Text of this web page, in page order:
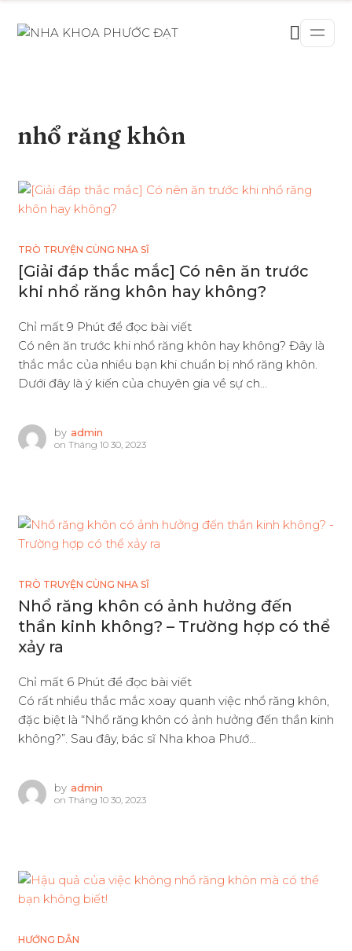
nhổ răng khôn
TRÒ TRUYỆN CÙNG NHA SĨ
[Giải đáp thắc mắc] Có nên ăn trước
khi nhổ răng khôn hay không?
Chỉ mất 9 Phút để đọc bài viết
Có nên ăn trước khi nhổ răng khôn hay không? Đây là
thắc mắc của nhiều bạn khi chuẩn bị nhổ răng khôn.
Dưới đây là ý kiến của chuyên gia về sự ch...
by admin
on Tháng 10 30, 2023
TRÒ TRUYỆN CÙNG NHA SĨ
Nhổ răng khôn có ảnh hưởng đến
thần kinh không? – Trường hợp có thể
xảy ra
Chỉ mất 6 Phút để đọc bài viết
Có rất nhiều thắc mắc xoay quanh việc nhổ răng khôn,
đặc biệt là “Nhổ răng khôn có ảnh hưởng đến thần kinh
không?”. Sau đây, bác sĩ Nha khoa Phướ...
by admin
on Tháng 10 30, 2023
HƯỚNG DẪN